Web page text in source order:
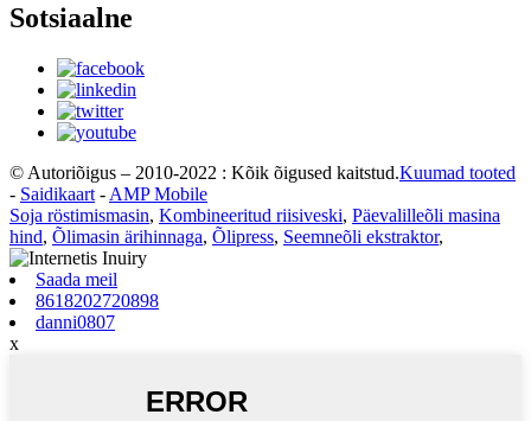
Sotsiaalne
© Autoriõigus – 2010-2022 : Kõik õigused kaitstud.Kuumad tooted
- Saidikaart - AMP Mobile
Soja röstimismasin, Kombineeritud riisiveski, Päevalilleõli masina
hind, Õlimasin ärihinnaga, Õlipress, Seemneõli ekstraktor,
Saada meil
8618202720898
danni0807
x